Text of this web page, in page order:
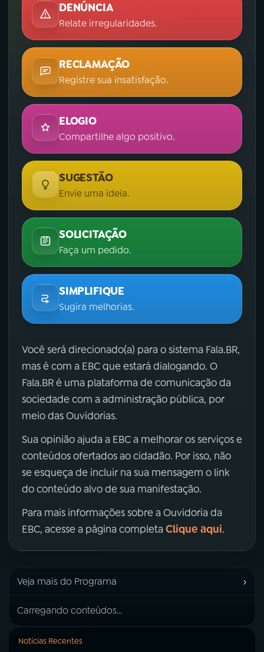
DENÚNCIA
Relate irregularidades.
RECLAMAÇÃO
Registre sua insatisfação.
ELOGIO
Compartilhe algo positivo.
SUGESTÃO
Envie uma ideia.
SOLICITAÇÃO
Faça um pedido.
SIMPLIFIQUE
Sugira melhorias.
Você será direcionado(a) para o sistema Fala.BR,
mas é com a EBC que estará dialogando. O
Fala.BR é uma plataforma de comunicação da
sociedade com a administração pública, por
meio das Ouvidorias.
Sua opinião ajuda a EBC a melhorar os serviços e
conteúdos ofertados ao cidadão. Por isso, não
se esqueça de incluir na sua mensagem o link
do conteúdo alvo de sua manifestação.
Para mais informações sobre a Ouvidoria da
EBC, acesse a página completa Clique aqui.
Veja mais do Programa ›
Carregando conteúdos...
Notícias Recentes